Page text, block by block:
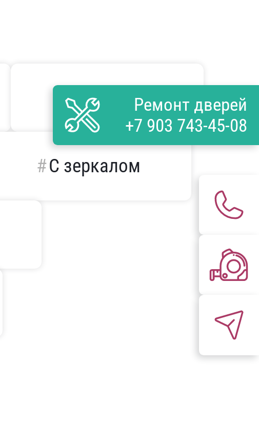
С багетом
С зеркалом
Ремонт дверей
+7 903 743-45-08